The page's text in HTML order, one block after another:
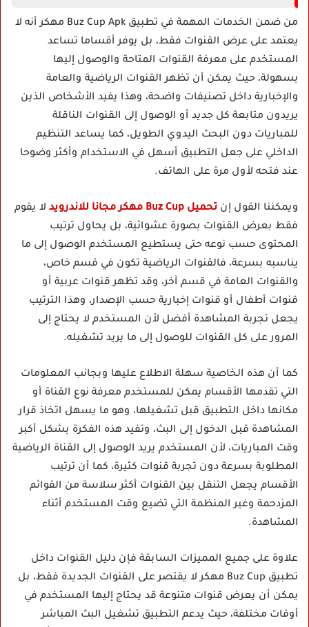
من ضمن الخدمات المهمة في تطبيق Buz Cup Apk مهكر أنه لا
يعتمد على عرض القنوات فقط، بل يوفر أقساما تساعد
المستخدم على معرفة القنوات المتاحة والوصول إليها
بسهولة، حيث يمكن أن تظهر القنوات الرياضية والعامة
والإخبارية داخل تصنيفات واضحة، وهذا يفيد الأشخاص الذين
يريدون متابعة كل جديد أو الوصول إلى القنوات الناقلة
للمباريات دون البحث اليدوي الطويل، كما يساعد التنظيم
الداخلي على جعل التطبيق أسهل في الاستخدام وأكثر وضوحا
عند فتحه لأول مرة على الهاتف.
ويمكننا القول إن تحميل Buz Cup مهكر مجانا للاندرويد
لا يقوم
فقط بعرض القنوات بصورة عشوائية، بل يحاول ترتيب
المحتوى حسب نوعه حتى يستطيع المستخدم الوصول إلى ما
يناسبه بسرعة، فالقنوات الرياضية تكون في قسم خاص،
والقنوات العامة في قسم آخر، وقد تظهر قنوات عربية أو
قنوات أطفال أو قنوات إخبارية حسب الإصدار، وهذا الترتيب
يجعل تجربة المشاهدة أفضل لأن المستخدم لا يحتاج إلى
المرور على كل القنوات للوصول إلى ما يريد تشغيله.
كما أن هذه الخاصية سهلة الاطلاع عليها وبجانب المعلومات
التي تقدمها الأقسام يمكن للمستخدم معرفة نوع القناة أو
مكانها داخل التطبيق قبل تشغيلها، وهو ما يسهل اتخاذ قرار
المشاهدة قبل الدخول إلى البث، وتفيد هذه الفكرة بشكل أكبر
وقت المباريات، لأن المستخدم يريد الوصول إلى القناة الرياضية
المطلوبة بسرعة دون تجربة قنوات كثيرة، كما أن ترتيب
الأقسام يجعل التنقل بين القنوات أكثر سلاسة من القوائم
المزدحمة وغير المنظمة التي تضيع وقت المستخدم أثناء
المشاهدة.
علاوة على جميع المميزات السابقة فإن دليل القنوات داخل
تطبيق Buz Cup مهكر لا يقتصر على القنوات الجديدة فقط، بل
يمكن أن يعرض قنوات متنوعة قد يحتاج إليها المستخدم في
أوقات مختلفة، حيث يدعم التطبيق تشغيل البث المباشر